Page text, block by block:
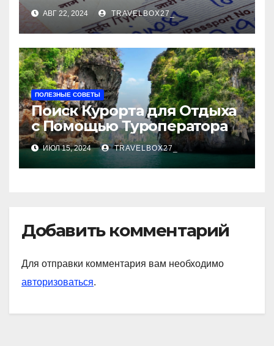
АВГ 22, 2024 TRAVELBOX27_
ПОЛЕЗНЫЕ СОВЕТЫ
Поиск Курорта для Отдыха
с Помощью Туроператора
ИЮЛ 15, 2024 TRAVELBOX27_
Добавить комментарий
Для отправки комментария вам необходимо
авторизоваться.